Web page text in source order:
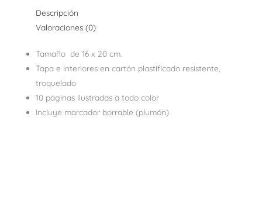
Descripción
Valoraciones (0)
Tamaño de 16 x 20 cm.
Tapa e interiores en cartón plastificado resistente,
troquelado
10 páginas ilustradas a todo color
Incluye marcador borrable (plumón)